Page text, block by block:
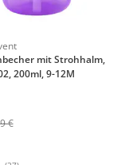
mit Strohhalm,
200ml, 9-12M
€